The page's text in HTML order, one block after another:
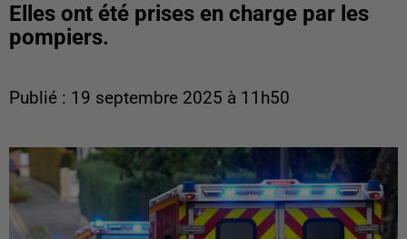
Elles ont été prises en charge par les
pompiers.
Publié : 19 septembre 2025 à 11h50